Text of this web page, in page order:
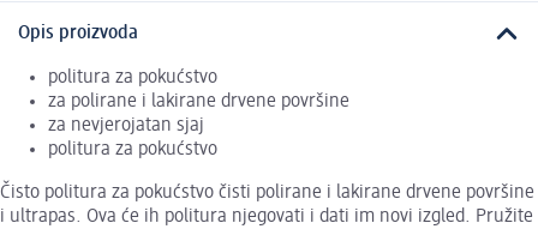
Opis proizvoda
politura za pokućstvo
za polirane i lakirane drvene površine
za nevjerojatan sjaj
politura za pokućstvo
Čisto politura za pokućstvo čisti polirane i lakirane drvene površine
i ultrapas. Ova će ih politura njegovati i dati im novi izgled. Pružite